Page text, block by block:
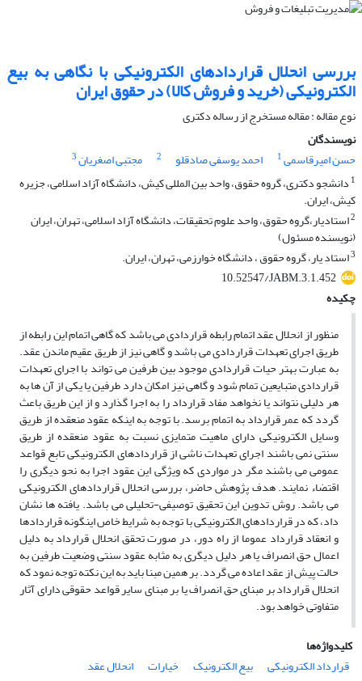
بررسی انحلال قراردادهای الکترونیکی با نگاهی به بیع
الکترونیکی (خرید و فروش کالا) در حقوق ایران
نوع مقاله : مقاله مستخرج از رساله دکتری
نویسندگان
حسن امیرقاسمی1 احمد یوسفی صادقلو 2 مجتبی اصغریان3
1 دانشجو دکتری، گروه حقوق، واحد بین المللی کیش، دانشگاه آزاد اسلامی، جزیره
کیش، ایران.
2استادیار،گروه حقوق، واحد علوم تحقیقات، دانشگاه آزاد اسلامی، تهران، ایران
(نویسنده مسئول)
3استاد یار، گروه حقوق ، دانشگاه خوارزمی، تهران، ایران.
10.52547/JABM.3.1.452
چکیده
منظور از انحلال عقد اتمام رابطه قراردادی می باشد که گاهی اتمام این رابطه از
طریق اجرای تعهدات قراردادی می باشد و گاهی نیز از طریق عقیم ماندن عقد.
به عبارت بهتر حیات قراردادی موجود بین طرفین می تواند با اجرای تعهدات
قراردادی متبایعین تمام شود و گاهی نیز امکان دارد طرفین یا یکی از آن ها به
هر دلیلی نتواند یا نخواهد مفاد قرارداد را به اجرا گذارد و از این طریق باعث
گردد که عمر قرارداد به اتمام برسد. با توجه به اینکه عقود منعقده از طریق
وسایل الکترونیکی دارای ماهیت متمایزی نسبت به عقود منعقده از طریق
سنتی نمی باشند اجرای تعهدات ناشی از قراردادهای الکترونیکی تابع قواعد
عمومی می باشند مگر در مواردی که ویژگی این عقود اجرا به نحو دیگری را
اقتضاء نمایند. هدف پژوهش حاضر، بررسی انحلال قراردادهای الکترونیکی
می باشد. روش تدوین این تحقیق توصیفی-تحلیلی می باشد. یافته ها نشان
داد، که در قراردادهای الکترونیکی با توجه به شرایط خاص اینگونه قراردادها
و انعقاد قرارداد عموما از راه دور، در صورت تحقق انحلال قرارداد به دلیل
اعمال حق انصراف یا هر دلیل دیگری به مثابه عقود سنتی وضعیت طرفین به
حالت پیش از عقد اعاده می گردد. بر همین مبنا باید به این نکته توجه نمود که
انحلال قرارداد بر مبنای حق انصراف یا بر مبنای سایر قواعد حقوقی دارای آثار
متفاوتی خواهد بود.
کلیدواژه‌ها
قرارداد الکترونیکی
بیع الکترونیک خیارات
انحلال عقد